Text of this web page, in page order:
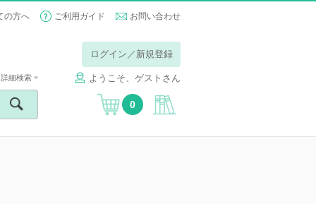
の方へ ご利用ガイド お問い合わせ
ログイン／新規登録
ようこそ、ゲストさん
詳細検索
0